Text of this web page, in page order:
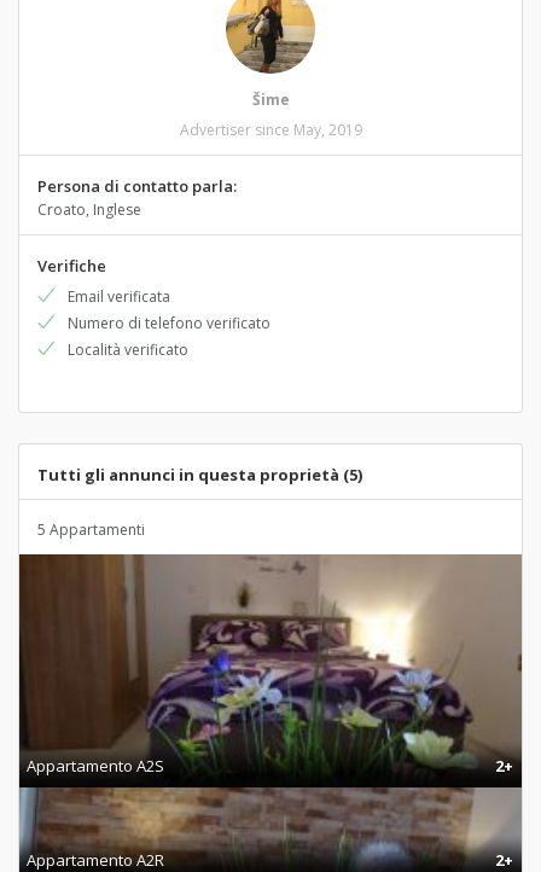
Šime
Advertiser since May, 2019
Persona di contatto parla:
Croato, Inglese
Verifiche
Email verificata
Numero di telefono verificato
Località verificato
Tutti gli annunci in questa proprietà (5)
5 Appartamenti
Appartamento A2S 2+
Appartamento A2R 2+